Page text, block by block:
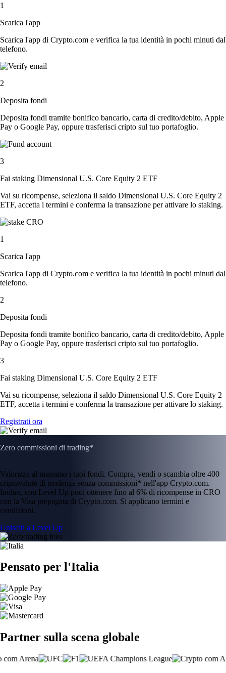
1
Scarica l'app
Scarica l'app di Crypto.com e verifica la tua identità in pochi minuti dal
telefono.
2
Deposita fondi
Deposita fondi tramite bonifico bancario, carta di credito/debito, Apple
Pay o Google Pay, oppure trasferisci cripto sul tuo portafoglio.
3
Fai staking Dimensional U.S. Core Equity 2 ETF
Vai su ricompense, seleziona il saldo Dimensional U.S. Core Equity 2
ETF, accetta i termini e conferma la transazione per attivare lo staking.
1
Scarica l'app
Scarica l'app di Crypto.com e verifica la tua identità in pochi minuti dal
telefono.
2
Deposita fondi
Deposita fondi tramite bonifico bancario, carta di credito/debito, Apple
Pay o Google Pay, oppure trasferisci cripto sul tuo portafoglio.
3
Fai staking Dimensional U.S. Core Equity 2 ETF
Vai su ricompense, seleziona il saldo Dimensional U.S. Core Equity 2
ETF, accetta i termini e conferma la transazione per attivare lo staking.
Registrati ora
Zero commissioni di trading*
Valorizza al massimo i tuoi fondi. Compra, vendi o scambia oltre 400
criptovalute di tendenza senza commissioni* nell'app Crypto.com.
Inoltre, con Level Up puoi ottenere fino al 6% di ricompense in CRO
con la Visa prepagata di Crypto.com. Si applicano termini e
condizioni.
Unisciti a Level Up
Pensato per l'Italia
Partner sulla scena globale